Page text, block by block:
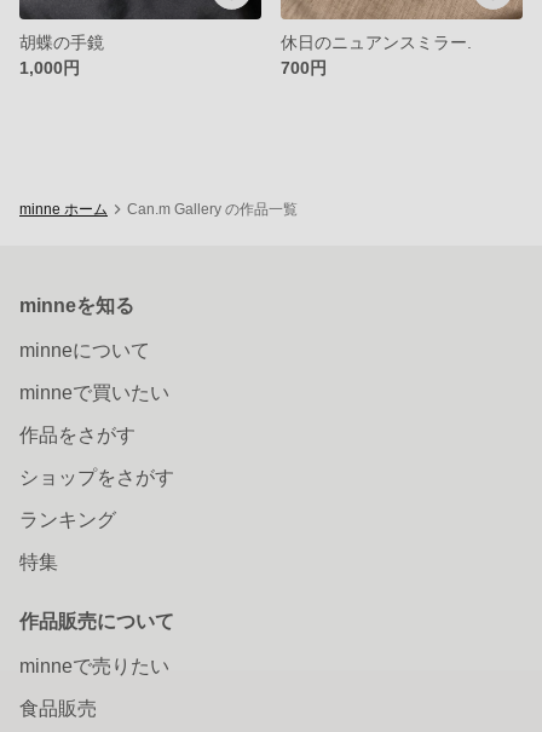
胡蝶の手鏡
1,000円
休日のニュアンスミラー.
700円
minne ホーム Can.m Gallery の作品一覧
minneを知る
minneについて
minneで買いたい
作品をさがす
ショップをさがす
ランキング
特集
作品販売について
minneで売りたい
食品販売